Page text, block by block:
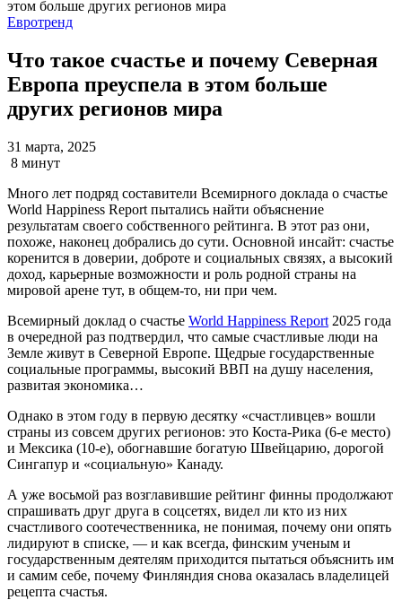
Евротренд
Что такое счастье и почему Северная
Европа преуспела в этом больше
других регионов мира
31 марта, 2025
8 минут
Много лет подряд составители Всемирного доклада о счастье
World Happiness Report пытались найти объяснение
результатам своего собственного рейтинга. В этот раз они,
похоже, наконец добрались до сути. Основной инсайт: счастье
коренится в доверии, доброте и социальных связях, а высокий
доход, карьерные возможности и роль родной страны на
мировой арене тут, в общем-то, ни при чем.
Всемирный доклад о счастье World Happiness Report 2025 года
в очередной раз подтвердил, что самые счастливые люди на
Земле живут в Северной Европе. Щедрые государственные
социальные программы, высокий ВВП на душу населения,
развитая экономика…
Однако в этом году в первую десятку «счастливцев» вошли
страны из совсем других регионов: это Коста-Рика (6-е место)
и Мексика (10-е), обогнавшие богатую Швейцарию, дорогой
Сингапур и «социальную» Канаду.
А уже восьмой раз возглавившие рейтинг финны продолжают
спрашивать друг друга в соцсетях, видел ли кто из них
счастливого соотечественника, не понимая, почему они опять
лидируют в списке, — и как всегда, финским ученым и
государственным деятелям приходится пытаться объяснить им
и самим себе, почему Финляндия снова оказалась владелицей
рецепта счастья.